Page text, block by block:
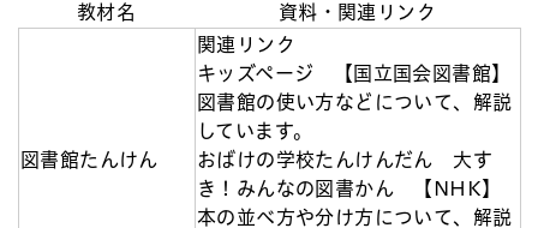
教材名 資料・関連リンク
図書館たんけん
関連リンク
キッズページ 【国立国会図書館】
図書館の使い方などについて、解説
しています。
おばけの学校たんけんだん 大す
き！みんなの図書かん 【NHK】
本の並べ方や分け方について、解説